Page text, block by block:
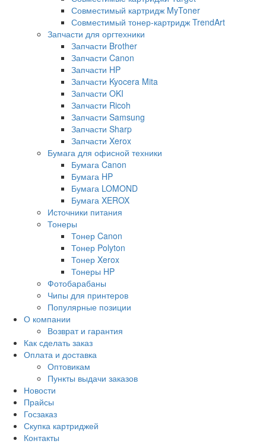
Совместимый картридж MyToner
Совместимый тонер-картридж TrendArt
Запчасти для оргтехники
Запчасти Brother
Запчасти Canon
Запчасти HP
Запчасти Kyocera Mita
Запчасти OKI
Запчасти Ricoh
Запчасти Samsung
Запчасти Sharp
Запчасти Xerox
Бумага для офисной техники
Бумага Canon
Бумага HP
Бумага LOMOND
Бумага XEROX
Источники питания
Тонеры
Тонер Canon
Тонер Polyton
Тонер Xerox
Тонеры HP
Фотобарабаны
Чипы для принтеров
Популярные позиции
О компании
Возврат и гарантия
Как сделать заказ
Оплата и доставка
Оптовикам
Пункты выдачи заказов
Новости
Прайсы
Госзаказ
Скупка картриджей
Контакты